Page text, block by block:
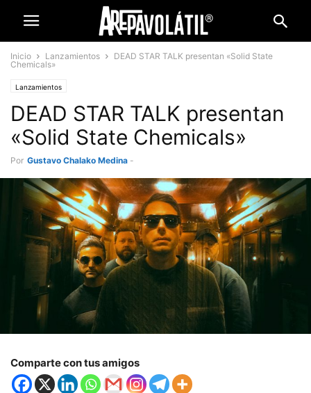
Inicio Lanzamientos
DEAD STAR TALK presentan «Solid State
Chemicals»
Lanzamientos
DEAD STAR TALK presentan
«Solid State Chemicals»
Por Gustavo Chalako Medina -
Comparte con tus amigos